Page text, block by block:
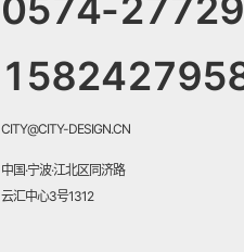
CITY@CITY-DESIGN.CN
中国·宁波·江北区同济路
云汇中心3号1312